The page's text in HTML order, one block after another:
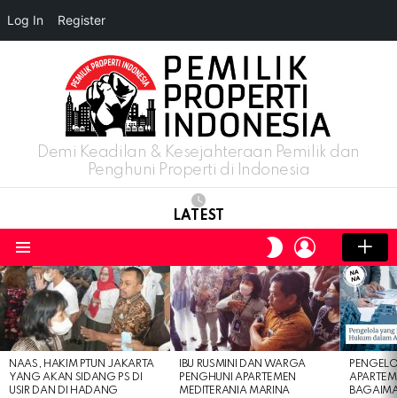
Demi Keadilan & Kesejahteraan Pemilik dan
Penghuni Properti di Indonesia
LATEST
SWITCH
SKIN
LOGIN
LATEST
STORIES
NAAS, HAKIM PTUN JAKARTA
YANG AKAN SIDANG PS DI
USIR DAN DI HADANG
IBU RUSMINI DAN WARGA
PENGHUNI APARTEMEN
MEDITERANIA MARINA
Log In Register